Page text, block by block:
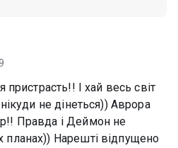
І хай весь світ
не дінеться)) Аврора
Правда і Деймон не
планах)) Нарешті відпущено